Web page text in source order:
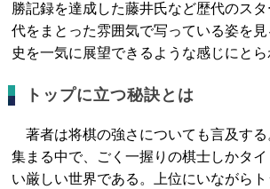
勝記録を達成した藤井氏など歴代のス
代をまとった雰囲気で写っている姿を
史を一気に展望できるような感じにとら
トップに立つ秘訣とは
著者は将棋の強さについても言及す
集まる中で、ごく一握りの棋士しかタ
い厳しい世界である。上位にいながら